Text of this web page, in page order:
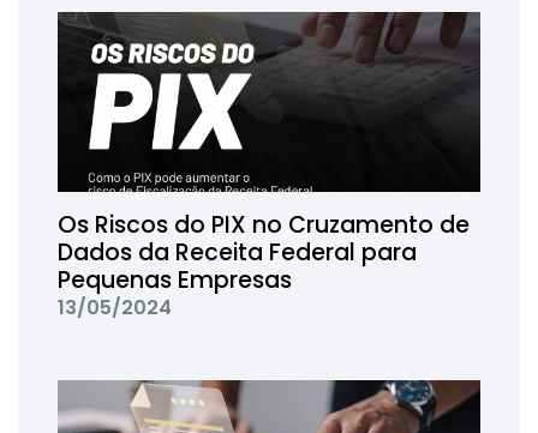
Os Riscos do PIX no Cruzamento de
Dados da Receita Federal para
Pequenas Empresas
13/05/2024